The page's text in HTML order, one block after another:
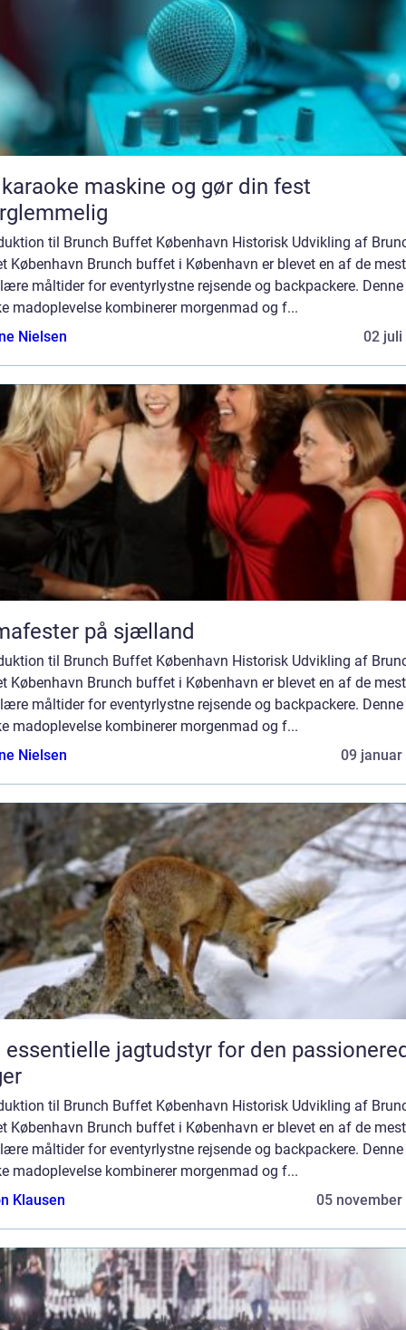
maskine og gør din fest
til Brunch Buffet København Historisk Udvikling af
København Brunch buffet i København er blevet en af de mest
måltider for eventyrlystne rejsende og backpackere. Denne
madoplevelse kombinerer morgenmad og f...
Nielsen
02 juli
på sjælland
til Brunch Buffet København Historisk Udvikling af
København Brunch buffet i København er blevet en af de mest
måltider for eventyrlystne rejsende og backpackere. Denne
madoplevelse kombinerer morgenmad og f...
Nielsen
09 januar
essentielle jagtudstyr for den
til Brunch Buffet København Historisk Udvikling af
København Brunch buffet i København er blevet en af de mest
måltider for eventyrlystne rejsende og backpackere. Denne
madoplevelse kombinerer morgenmad og f...
Klausen
05 november